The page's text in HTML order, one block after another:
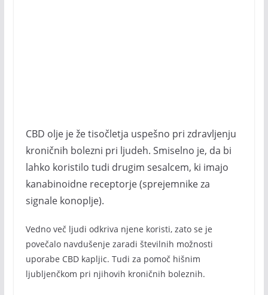
CBD olje je že tisočletja uspešno pri zdravljenju
kroničnih bolezni pri ljudeh. Smiselno je, da bi
lahko koristilo tudi drugim sesalcem, ki imajo
kanabinoidne receptorje (sprejemnike za
signale konoplje).
Vedno več ljudi odkriva njene koristi, zato se je
povečalo navdušenje zaradi številnih možnosti
uporabe CBD kapljic. Tudi za pomoč hišnim
ljubljenčkom pri njihovih kroničnih boleznih.